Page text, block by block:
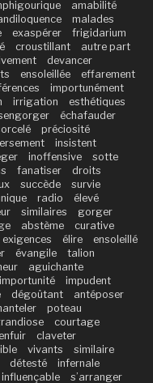
amabilité
malades
exaspérer
frigidarium
croustillant
autre part
devancer
ensoleillée
effarement
importunément
irrigation
esthétiques
échafauder
préciosité
insistent
inoffensive
sotte
fanatiser
droits
succède
survie
radio
élevé
similaires
gorger
abstème
curative
exigences élire
ensoleillé
évangile
talion
aguichante
importunité
impudent
dégoûtant
antéposer
poteau
courtage
claveter
vivants
similaire
détesté
infernale
influençable s’arranger